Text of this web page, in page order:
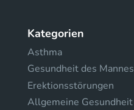
Kategorien
Asthma
Gesundheit des Mannes
Erektionsstörungen
Allgemeine Gesundheit